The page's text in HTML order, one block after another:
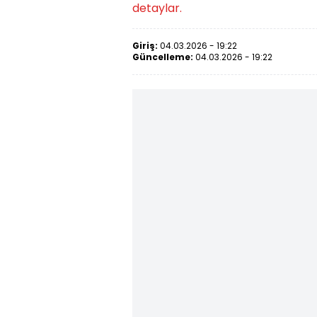
detaylar.
Giriş: 04.03.2026 - 19:22
Güncelleme: 04.03.2026 - 19:22